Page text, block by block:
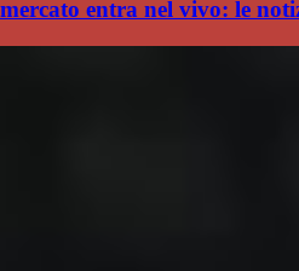
mercato entra nel vivo: le